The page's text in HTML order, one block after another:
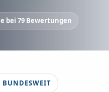
bei 79 Bewertungen